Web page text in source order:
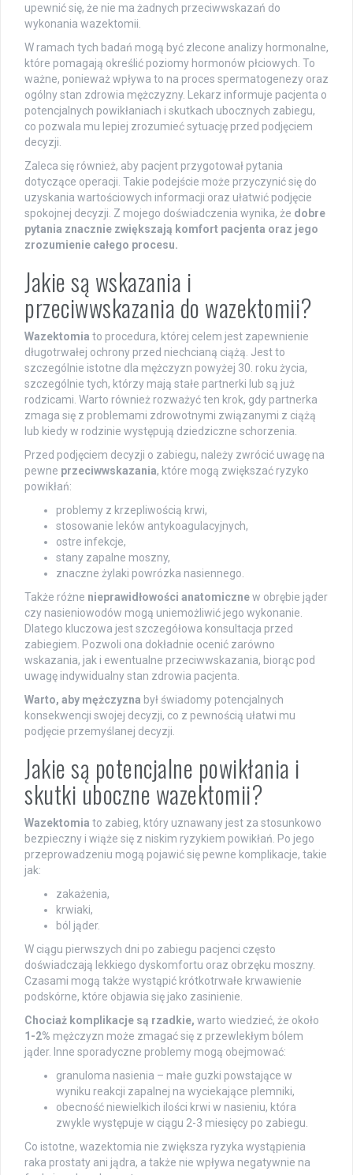
upewnić się, że nie ma żadnych przeciwwskazań do
wykonania wazektomii.
W ramach tych badań mogą być zlecone analizy hormonalne,
które pomagają określić poziomy hormonów płciowych. To
ważne, ponieważ wpływa to na proces spermatogenezy oraz
ogólny stan zdrowia mężczyzny. Lekarz informuje pacjenta o
potencjalnych powikłaniach i skutkach ubocznych zabiegu,
co pozwala mu lepiej zrozumieć sytuację przed podjęciem
decyzji.
Zaleca się również, aby pacjent przygotował pytania
dotyczące operacji. Takie podejście może przyczynić się do
uzyskania wartościowych informacji oraz ułatwić podjęcie
spokojnej decyzji. Z mojego doświadczenia wynika, że dobre
pytania znacznie zwiększają komfort pacjenta oraz jego
zrozumienie całego procesu.
Jakie są wskazania i
przeciwwskazania do wazektomii?
Wazektomia to procedura, której celem jest zapewnienie
długotrwałej ochrony przed niechcianą ciążą. Jest to
szczególnie istotne dla mężczyzn powyżej 30. roku życia,
szczególnie tych, którzy mają stałe partnerki lub są już
rodzicami. Warto również rozważyć ten krok, gdy partnerka
zmaga się z problemami zdrowotnymi związanymi z ciążą
lub kiedy w rodzinie występują dziedziczne schorzenia.
Przed podjęciem decyzji o zabiegu, należy zwrócić uwagę na
pewne przeciwwskazania, które mogą zwiększać ryzyko
powikłań:
problemy z krzepliwością krwi,
stosowanie leków antykoagulacyjnych,
ostre infekcje,
stany zapalne moszny,
znaczne żylaki powrózka nasiennego.
Także różne nieprawidłowości anatomicznew obrębie jąder
czy nasieniowodów mogą uniemożliwić jego wykonanie.
Dlatego kluczowa jest szczegółowa konsultacja przed
zabiegiem. Pozwoli ona dokładnie ocenić zarówno
wskazania, jak i ewentualne przeciwwskazania, biorąc pod
uwagę indywidualny stan zdrowia pacjenta.
Warto, aby mężczyzna był świadomy potencjalnych
konsekwencji swojej decyzji, co z pewnością ułatwi mu
podjęcie przemyślanej decyzji.
Jakie są potencjalne powikłania i
skutki uboczne wazektomii?
Wazektomia to zabieg, który uznawany jest za stosunkowo
bezpieczny i wiąże się z niskim ryzykiem powikłań. Po jego
przeprowadzeniu mogą pojawić się pewne komplikacje, takie
jak:
zakażenia,
krwiaki,
ból jąder.
W ciągu pierwszych dni po zabiegu pacjenci często
doświadczają lekkiego dyskomfortu oraz obrzęku moszny.
Czasami mogą także wystąpić krótkotrwałe krwawienie
podskórne, które objawia się jako zasinienie.
Chociaż komplikacje są rzadkie, warto wiedzieć, że około
1-2% mężczyzn może zmagać się z przewlekłym bólem
jąder. Inne sporadyczne problemy mogą obejmować:
granuloma nasienia – małe guzki powstające w
wyniku reakcji zapalnej na wyciekające plemniki,
obecność niewielkich ilości krwi w nasieniu, która
zwykle występuje w ciągu 2-3 miesięcy po zabiegu.
Co istotne, wazektomia nie zwiększa ryzyka wystąpienia
raka prostaty ani jądra, a także nie wpływa negatywnie na